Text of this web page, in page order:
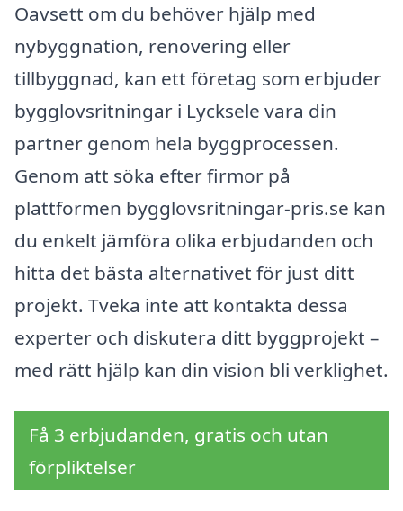
Oavsett om du behöver hjälp med
nybyggnation, renovering eller
tillbyggnad, kan ett företag som erbjuder
bygglovsritningar i Lycksele vara din
partner genom hela byggprocessen.
Genom att söka efter firmor på
plattformen bygglovsritningar-pris.se kan
du enkelt jämföra olika erbjudanden och
hitta det bästa alternativet för just ditt
projekt. Tveka inte att kontakta dessa
experter och diskutera ditt byggprojekt –
med rätt hjälp kan din vision bli verklighet.
Få 3 erbjudanden, gratis och utan
förpliktelser